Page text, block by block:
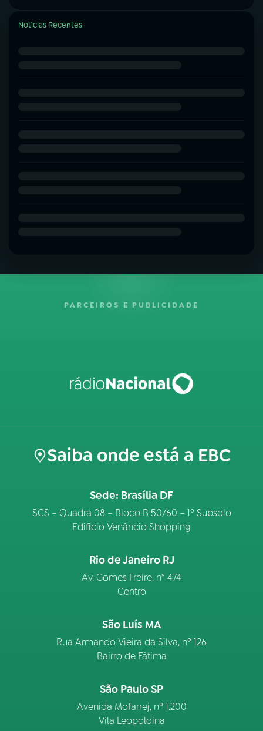
Notícias Recentes
PARCEIROS E PUBLICIDADE
Saiba onde está a EBC
Sede: Brasília DF
SCS – Quadra 08 – Bloco B 50/60 – 1º Subsolo
Edifício Venâncio Shopping
Rio de Janeiro RJ
Av. Gomes Freire, n° 474
Centro
São Luís MA
Rua Armando Vieira da Silva, nº 126
Bairro de Fátima
São Paulo SP
Avenida Mofarrej, nº 1.200
Vila Leopoldina